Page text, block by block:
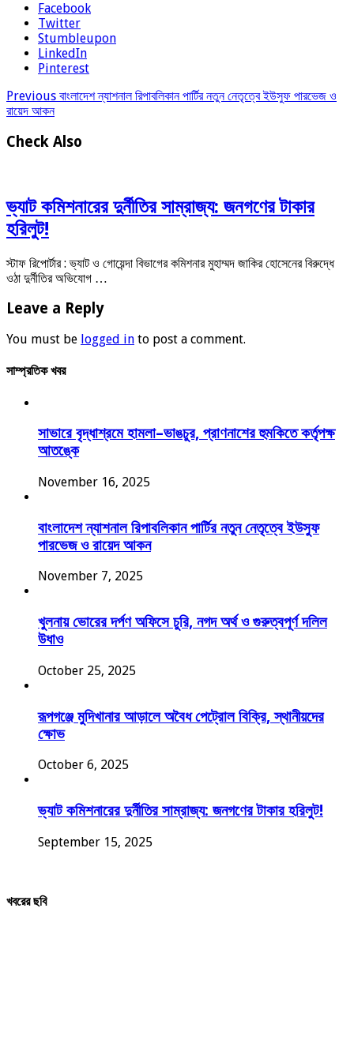
Facebook
Twitter
Stumbleupon
LinkedIn
Pinterest
Previous বাংলাদেশ ন্যাশনাল রিপাবলিকান পার্টির নতুন নেতৃত্বে ইউসুফ পারভেজ ও
রায়েদ আকন
Check Also
ভ্যাট কমিশনারের দুর্নীতির সাম্রাজ্য: জনগণের টাকার
হরিলুট!
স্টাফ রিপোর্টার : ভ্যাট ও গোয়েন্দা বিভাগের কমিশনার মুহাম্মদ জাকির হোসেনের বিরুদ্ধে
ওঠা দুর্নীতির অভিযোগ …
Leave a Reply
You must be logged in to post a comment.
সাম্প্রতিক খবর
সাভারে বৃদ্ধাশ্রমে হামলা–ভাঙচুর, প্রাণনাশের হুমকিতে কর্তৃপক্ষ
আতঙ্কে
November 16, 2025
বাংলাদেশ ন্যাশনাল রিপাবলিকান পার্টির নতুন নেতৃত্বে ইউসুফ
পারভেজ ও রায়েদ আকন
November 7, 2025
খুলনায় ভোরের দর্পণ অফিসে চুরি, নগদ অর্থ ও গুরুত্বপূর্ণ দলিল
উধাও
October 25, 2025
রূপগঞ্জে মুদিখানার আড়ালে অবৈধ পেট্রোল বিক্রি, স্থানীয়দের
ক্ষোভ
October 6, 2025
ভ্যাট কমিশনারের দুর্নীতির সাম্রাজ্য: জনগণের টাকার হরিলুট!
September 15, 2025
খবরের ছবি